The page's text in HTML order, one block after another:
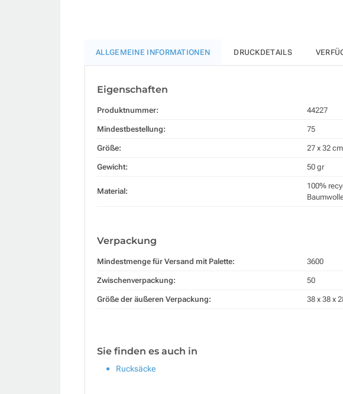
ALLGEMEINE INFORMATIONEN DRUCKDETAILS
Eigenschaften
Produktnummer: 44227
Mindestbestellung: 75
Größe: 27 x 32 cm
Gewicht: 50 gr
Material:
100%
Verpackung
Mindestmenge für Versand mit Palette: 3600
Zwischenverpackung: 50
Größe der äußeren Verpackung: 38 x 38 x
Sie finden es auch in
Rucksäcke